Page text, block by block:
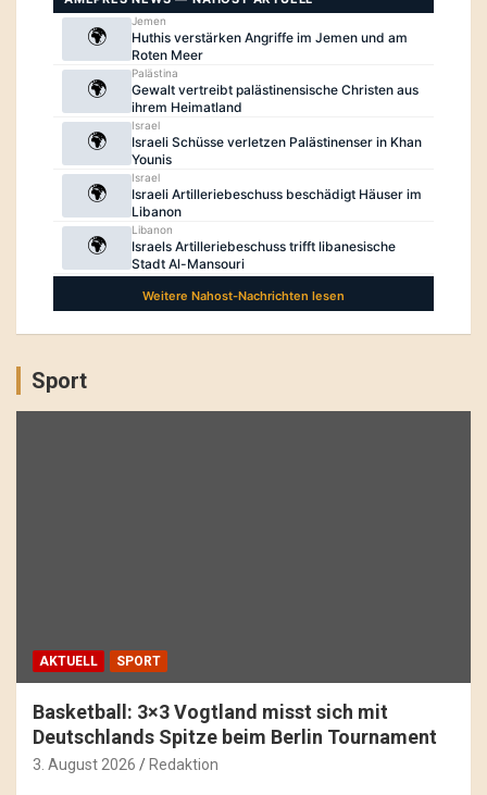
Sport
AKTUELL SPORT
Basketball: 3×3 Vogtland misst sich mit
Deutschlands Spitze beim Berlin Tournament
3. August 2026 Redaktion